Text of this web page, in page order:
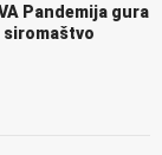
Pandemija gura
siromaštvo